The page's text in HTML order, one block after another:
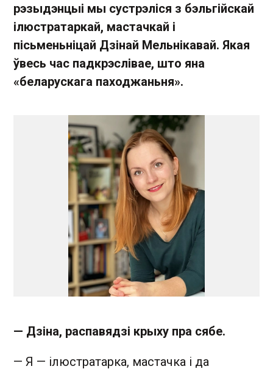
рэзыдэнцыі мы сустрэліся з бэльгійскай
ілюстратаркай, мастачкай і
пісьменьніцай Дзінай Мельнікавай. Якая
ўвесь час падкрэслівае, што яна
«беларускага паходжаньня».
— Дзіна, распавядзі крыху пра сябе.
— Я — ілюстратарка, мастачка і да